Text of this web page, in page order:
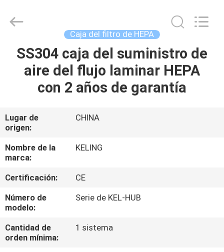
EN
CASA
SOBRE
NOSOTROS
RECORRIDO
POR
FÁBRICA
Purification
Technology
Reserved.
Caja del filtro de HEPA
SS304 caja del suministro de
aire del flujo laminar HEPA
con 2 años de garantía
Lugar de
origen:
CHINA
Nombre de la
marca:
KELING
Certificación:
CE
Número de
modelo:
Serie de KEL-HUB
Cantidad de
orden mínima:
1 sistema